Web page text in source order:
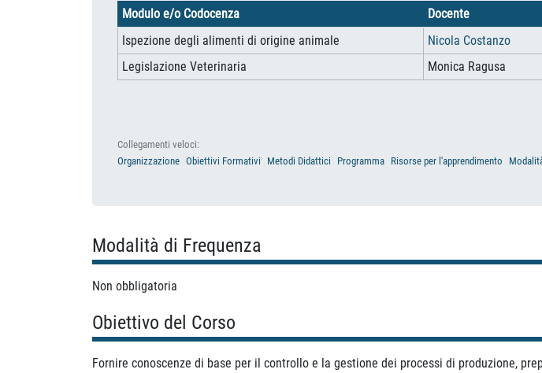
Modulo e/o Codocenza Docente
Ispezione degli alimenti di origine animale
Nicola Costanzo
Legislazione Veterinaria
Monica Ragusa
Collegamenti veloci:
Organizzazione Obiettivi Formativi Metodi Didattici Programma Risorse per l'apprendimento
Modalità di Frequenza
Non obbligatoria
Obiettivo del Corso
Fornire conoscenze di base per il controllo e la gestione dei processi di produzione,